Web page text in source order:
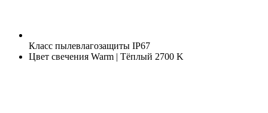
Класс пылевлагозащиты IP67
Цвет свечения Warm | Тёплый 2700 K